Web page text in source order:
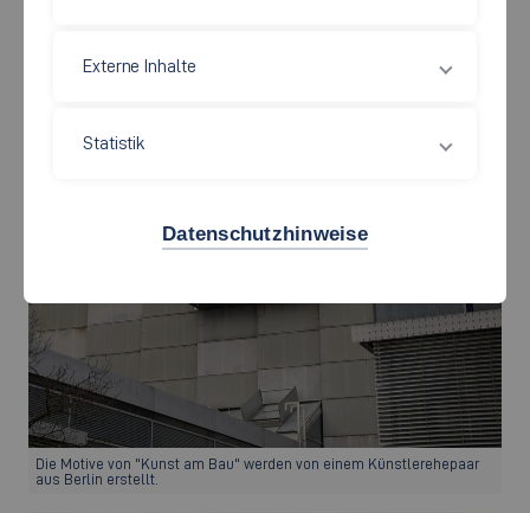
Die Motive von "Kunst am Bau" werden von einem Künstlerehepaar
aus Berlin erstellt.
Externe Inhalte
Statistik
Datenschutzhinweise